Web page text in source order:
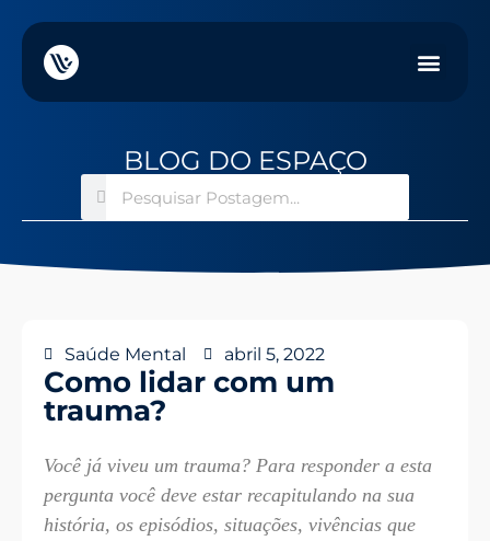
BLOG DO ESPAÇO
Saúde Mental abril 5, 2022
Como lidar com um
trauma?
Você já viveu um trauma? Para responder a esta
pergunta você deve estar recapitulando na sua
história, os episódios, situações, vivências que